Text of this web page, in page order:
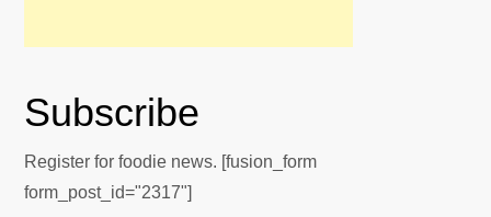
Subscribe
Register for foodie news. [fusion_form
form_post_id="2317"]